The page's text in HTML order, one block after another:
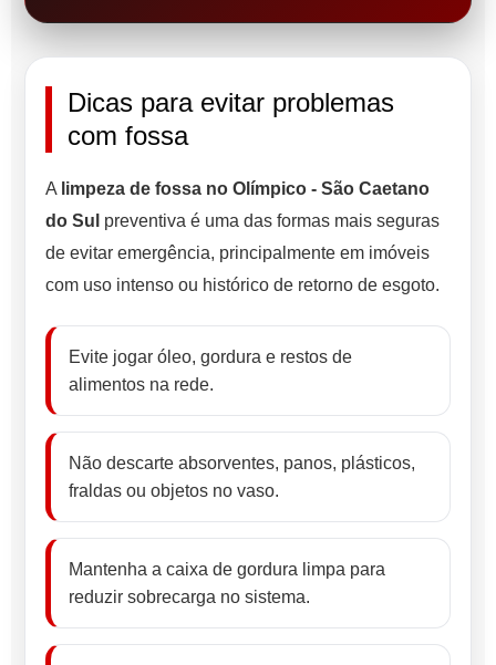
Dicas para evitar problemas
com fossa
A limpeza de fossa no Olímpico - São Caetano
do Sul preventiva é uma das formas mais seguras
de evitar emergência, principalmente em imóveis
com uso intenso ou histórico de retorno de esgoto.
Evite jogar óleo, gordura e restos de
alimentos na rede.
Não descarte absorventes, panos, plásticos,
fraldas ou objetos no vaso.
Mantenha a caixa de gordura limpa para
reduzir sobrecarga no sistema.